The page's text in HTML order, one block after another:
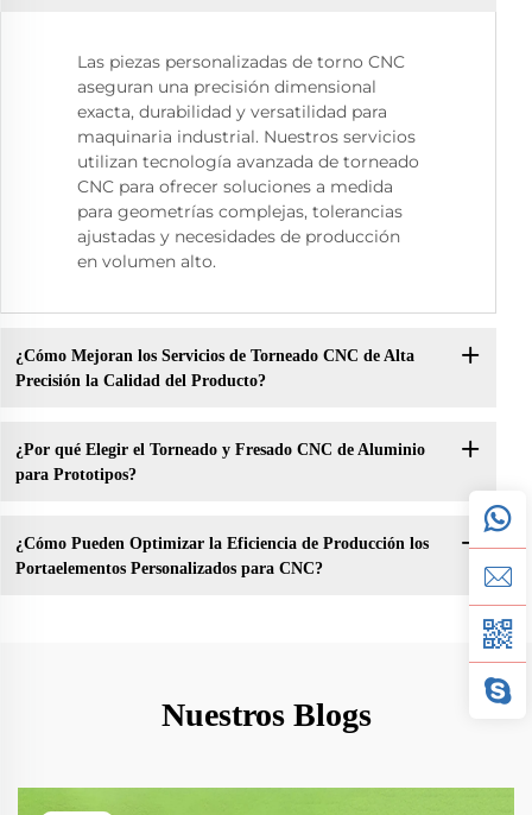
Las piezas personalizadas de torno CNC
aseguran una precisión dimensional
exacta, durabilidad y versatilidad para
maquinaria industrial. Nuestros servicios
utilizan tecnología avanzada de torneado
CNC para ofrecer soluciones a medida
para geometrías complejas, tolerancias
ajustadas y necesidades de producción
en volumen alto.
¿Cómo Mejoran los Servicios de Torneado CNC de Alta
Precisión la Calidad del Producto?
¿Por qué Elegir el Torneado y Fresado CNC de Aluminio
para Prototipos?
¿Cómo Pueden Optimizar la Eficiencia de Producción los
Portaelementos Personalizados para CNC?
Nuestros Blogs